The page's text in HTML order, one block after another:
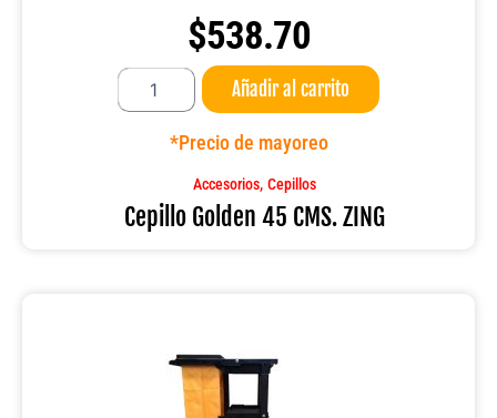
$538.70
Cepillo
Golden
45
Añadir al carrito
*Precio de mayoreo
Accesorios, Cepillos
Cepillo Golden 45 CMS. ZING